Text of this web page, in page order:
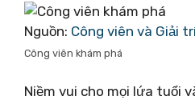
Nguồn: Công viên và Giải
Công viên khám phá
Niềm vui cho mọi lứa tuổi